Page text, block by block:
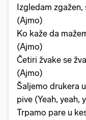
Izgledam
(Ajmo)
Ko kaže da
(Ajmo)
Četiri žvake se
(Ajmo)
Šaljemo drukera
pive (Yeah, yeah,
Trpamo pare u